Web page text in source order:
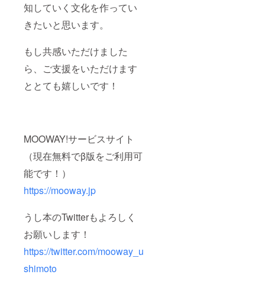
知していく文化を作ってい
きたいと思います。
もし共感いただけました
ら、ご支援をいただけます
ととても嬉しいです！
MOOWAY!サービスサイト
（現在無料でβ版をご利用可
能です！）
https://mooway.jp
うし本のTwitterもよろしく
お願いします！
https://twitter.com/mooway_u
shimoto